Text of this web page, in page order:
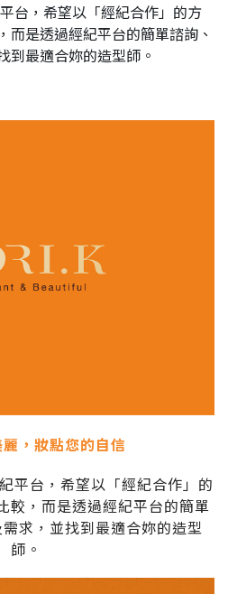
台，希望以「經紀合作」的方
而是透過經紀平台的簡單諮詢、
到最適合妳的造型師。
，妝點您的自信
平台，希望以「經紀合作」的
較，而是透過經紀平台的簡單
求，並找到最適合妳的造型
師。